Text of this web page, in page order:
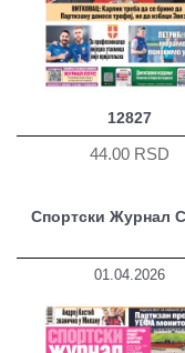
12827
44.00 RSD
Спортски Журнал
01.04.2026